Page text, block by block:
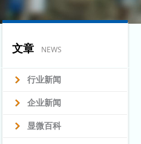
文章 NEWS
行业新闻
企业新闻
显微百科